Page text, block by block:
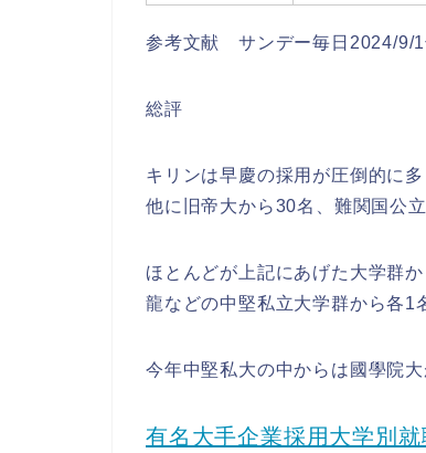
参考文献 サンデー毎日2024/9/
総評
キリンは早慶の採用が圧倒的に
他に旧帝大から30名、難関国公
ほとんどが上記にあげた大学群
龍などの中堅私立大学群から各1
今年中堅私大の中からは國學院大
有名大手企業採用大学別